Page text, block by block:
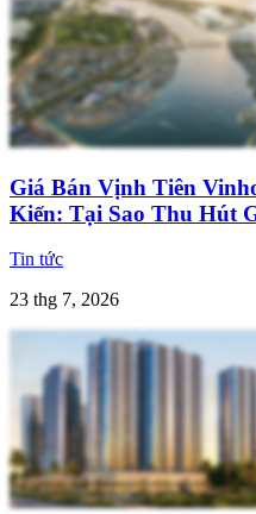
Giá Bán Vịnh Tiên
Kiến: Tại Sao Thu Hút
Tin tức
23 thg 7, 2026